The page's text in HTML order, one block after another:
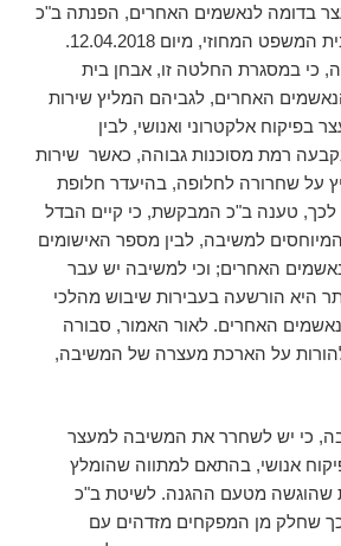
בדומה לנאשמים האחרים, הפנתה ב"כ
המבקשת להחלטת בית המשפט המחוזי, מיום 12.04.2018.
כי במסגרת החלטה זו, אבחן בית
האחרים, לגביהם המליץ שירות
אלקטרוני ואנושי, לבין
רמת מסוכנות גבוהה, כאשר שירות
על שחרורה לחלופה, בהיעדר חלופת
טענה ב"כ המבקשת, כי קיים הבדל
למשיבה, לבין מספר האישומים
האחרים; וכי למשיבה יש עבר
היא הורשעה בעבירות שיבוש מהלכי
האחרים. לאור האמור, סבורה
על הארכת מעצרה של המשיבה,
כי יש לשחרר את המשיבה למעצר
אנושי, בהתאם למתווה שהומלץ
שהוגשה מטעם ההגנה. לשיטת ב"כ
שחלק מן המפקחים מזדהים עם